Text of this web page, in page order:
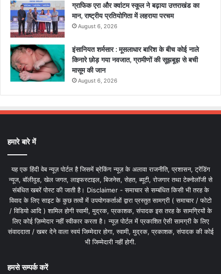
ग्राफिक एरा और क्वांटम स्कूल ने बढ़ाया उत्तराखंड का
मान, राष्ट्रीय प्रतियोगिता में लहराया परचम
August 6, 2026
इंसानियत शर्मसार : मूसलाधार बारिश के बीच कोई नाले
किनारे छोड़ गया नवजात, ग्रामीणों की सूझबूझ से बची
मासूम की जान
August 6, 2026
हमारे बारे में
यह एक हिंदी वेब न्यूज़ पोर्टल है जिसमें ब्रेकिंग न्यूज़ के अलावा राजनीति, प्रशासन, ट्रेंडिंग
न्यूज, बॉलीवुड, खेल जगत, लाइफस्टाइल, बिजनेस, सेहत, ब्यूटी, रोजगार तथा टेक्नोलॉजी से
संबंधित खबरें पोस्ट की जाती है। Disclaimer - समाचार से सम्बंधित किसी भी तरह के
विवाद के लिए साइट के कुछ तत्वों में उपयोगकर्ताओं द्वारा प्रस्तुत सामग्री ( समाचार / फोटो
/ विडियो आदि ) शामिल होगी स्वामी, मुद्रक, प्रकाशक, संपादक इस तरह के सामग्रियों के
लिए कोई ज़िम्मेदार नहीं स्वीकार करता है। न्यूज़ पोर्टल में प्रकाशित ऐसी सामग्री के लिए
संवाददाता / खबर देने वाला स्वयं जिम्मेदार होगा, स्वामी, मुद्रक, प्रकाशक, संपादक की कोई
भी जिम्मेदारी नहीं होगी.
हमसे सम्पर्क करें